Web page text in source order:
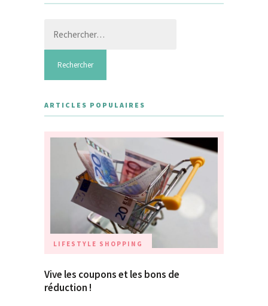
ARTICLES POPULAIRES
LIFESTYLE SHOPPING
Vive les coupons et les bons de
réduction !